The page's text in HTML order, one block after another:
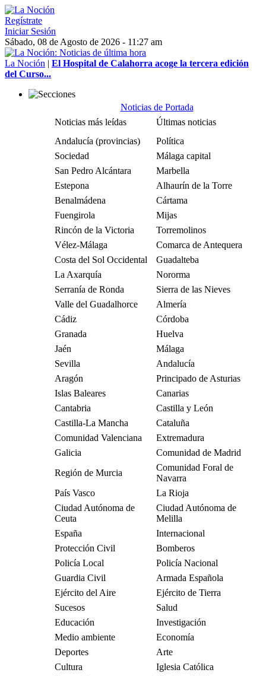
Regístrate
Iniciar Sesión
Sábado, 08 de Agosto de 2026 - 11:27 am
La Noción | El Hospital de Calahorra acoge la tercera edición
del Curso...
Noticias de Portada
Noticias más leídas
Últimas noticias
Andalucía (provincias)
Política
Sociedad
Málaga capital
San Pedro Alcántara
Marbella
Estepona
Alhaurín de la Torre
Benalmádena
Cártama
Fuengirola
Mijas
Rincón de la Victoria
Torremolinos
Vélez-Málaga
Comarca de Antequera
Costa del Sol Occidental
Guadalteba
La Axarquía
Nororma
Serranía de Ronda
Sierra de las Nieves
Valle del Guadalhorce
Almería
Cádiz
Córdoba
Granada
Huelva
Jaén
Málaga
Sevilla
Andalucía
Aragón
Principado de Asturias
Islas Baleares
Canarias
Cantabria
Castilla y León
Castilla-La Mancha
Cataluña
Comunidad Valenciana
Extremadura
Galicia
Comunidad de Madrid
Región de Murcia
Comunidad Foral de
Navarra
País Vasco
La Rioja
Ciudad Autónoma de
Ceuta
Ciudad Autónoma de
Melilla
España
Internacional
Protección Civil
Bomberos
Policía Local
Policía Nacional
Guardia Civil
Armada Española
Ejército del Aire
Ejército de Tierra
Sucesos
Salud
Educación
Investigación
Medio ambiente
Economía
Deportes
Arte
Cultura
Iglesia Católica